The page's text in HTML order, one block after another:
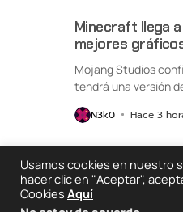
Minecraft llega
mejores
Mojang Studios
tendrá una versión
N3k0 Hace 3
2025 ©
Usamos cookies en nuestro
hacer clic en "Aceptar",
Cookies Aquí